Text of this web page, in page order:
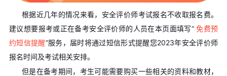
根据近几年的情况来看，安全评价师考试报名不收取报名费。
建议想要报考或正在备考安全评价师的人员在本页面填写“免费预
约短信提醒”服务，届时将通过短信形式提醒您2023年安全评价师
报名时间及考试相关安排。
但是在备考期间，考生可能需要购买一些相关的资料和教材，